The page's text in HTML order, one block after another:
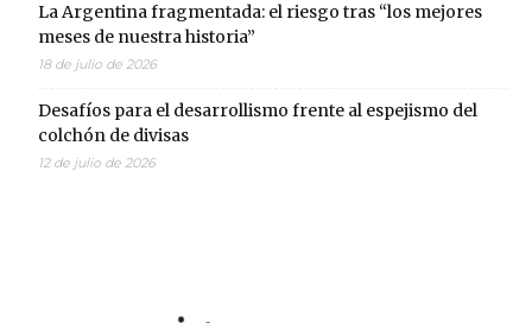
La Argentina fragmentada: el riesgo tras “los mejores
meses de nuestra historia”
18 de julio de 2026
Desafíos para el desarrollismo frente al espejismo del
colchón de divisas
12 de julio de 2026